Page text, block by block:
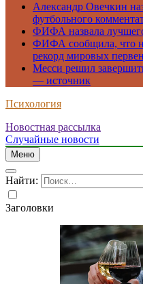
Александр Овечкин
футбольного
ФИФА назвала
ФИФА сообщила, что
рекорд мировых
Месси решил
— источник
Психология
Новостная рассылка
Случайные новости
Меню
Найти:
Заголовки